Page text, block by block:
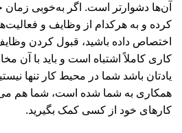
آن‌ها دشوارتر است. اگر به‌خوبی زمان
کرده و به هرکدام از وظایف و
اختصاص داده باشید، قبول کردن
کاری کاملاً اشتباه است و باید با آن
یادتان باشد شما در محیط کار تنها
همکاری به شما شده است، شما هم
کارهای خود از کسی کمک بگیرید.